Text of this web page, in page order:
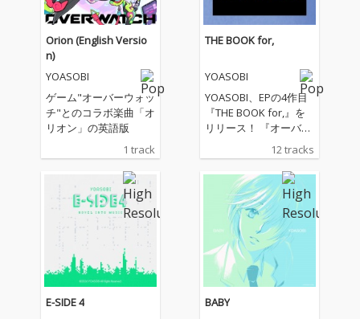
Orion (English Versio
n)
YOASOBI
ゲーム"オーバーウォッ
チ"とのコラボ楽曲「オ
リオン」の英語版
1 track
THE BOOK for,
YOASOBI
YOASOBI、EPの4作目
『THE BOOK for,』を
リリース！ 『オーバー
ウォッチ』コラボレー
ション楽曲として書き
下ろした新曲「オリオ
ン」を筆頭に、TVアニ
メ『花ざかりの君たち
へ』オープニングテー
マ「アドレナ」、エン
ディングテーマ「BAB
Y」や、アニメ『〈物
語〉シリーズオフ&モ
ンスターシーズン』主
題歌「UNDEAD」、 Pl
12 tracks
E-SIDE 4 BABY